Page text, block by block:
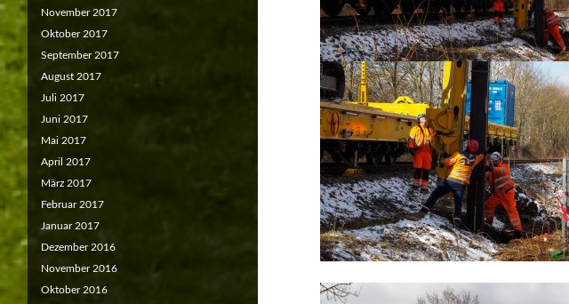
November 2017
Oktober 2017
September 2017
August 2017
Juli 2017
Juni 2017
Mai 2017
April 2017
März 2017
Februar 2017
Januar 2017
Dezember 2016
November 2016
Oktober 2016